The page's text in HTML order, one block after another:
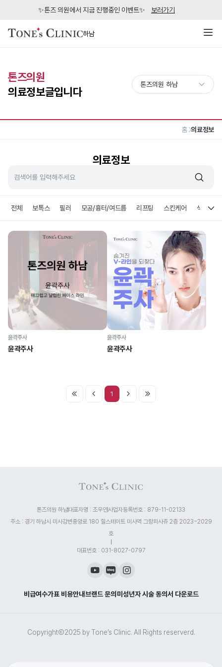
✨톤즈 의원에서 지금 진행중인 이벤트✨ 보러가기
하남
톤즈의원
의료정보글입니다
홈 의료정보
의료정보
전체 보톡스 필러 모공/흉터/여드름 리프팅 스킨케어 색소침착
윤곽주사
윤곽주사
윤곽주사
윤곽주사
1
톤즈의원 하남대표자명 : 조우인사업자등록번호 : 879-11-02133
주소 : 경기 하남시 미사강변중앙로 180 힐스테이트 미사역 그랑파사쥬 2층 2023~2029
호
대표번호 : 031-8027-0797
비급여수가표 비용안내브랜드 문의 미성년자 시술 동의서 다운로드
CopyrightⒸ2025 by Tone’s Clinic. All Rights reserverd.